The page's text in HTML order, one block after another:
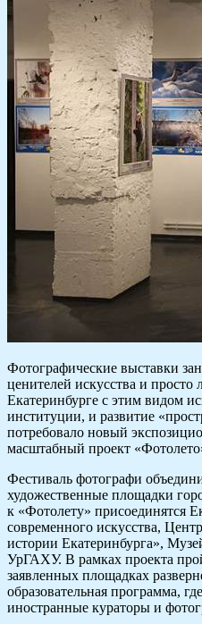
Фотографические выставки
ценителей искусства и
Екатеринбурге с этим видом
институции, и развитие
потребовало новый
масштабный проект
Фестиваль фотографи
художественные площадки
к «Фотолету» присоединятся
современного искусства,
истории Екатеринбурга»,
УрГАХУ. В рамках проекта
заявленных площадках
образовательная программа,
иностранные кураторы и